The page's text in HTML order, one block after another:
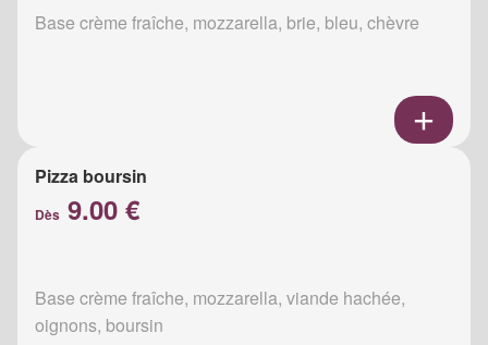
Base crème fraîche, mozzarella, brie, bleu, chèvre
Pizza boursin
Dès 9.00 €
Base crème fraîche, mozzarella, viande hachée,
oignons, boursin